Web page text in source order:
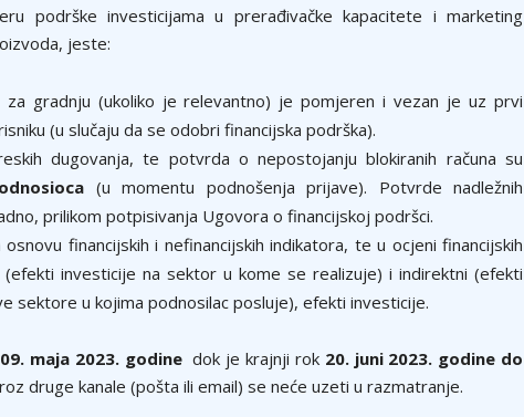
podrške investicijama u prerađivačke kapacitete i marketing
jeste:
za gradnju (ukoliko je relevantno) je pomjeren i vezan je uz prvi
(u slučaju da se odobri financijska podrška).
dugovanja, te potvrda o nepostojanju blokiranih računa su
(u momentu podnošenja prijave). Potvrde nadležnih
prilikom potpisivanja Ugovora o financijskoj podršci.
financijskih i nefinancijskih indikatora, te u ocjeni financijskih
investicije na sektor u kome se realizuje) i indirektni (efekti
sektore u kojima podnosilac posluje), efekti investicije.
09. maja 2023. godinedok je krajnji rok 20. juni 2023. godine do
druge kanale (pošta ili email) se neće uzeti u razmatranje.